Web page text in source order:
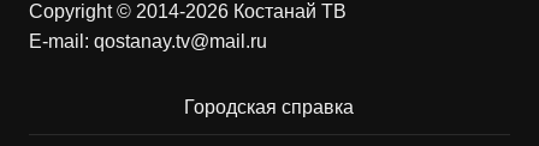
Copyright © 2014-2026 Костанай ТВ
E-mail: qostanay.tv@mail.ru
Городская справка